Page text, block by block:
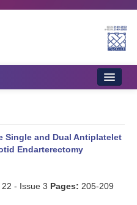
Single and Dual Antiplatelet
Endarterectomy
- Issue 3 Pages: 205-209